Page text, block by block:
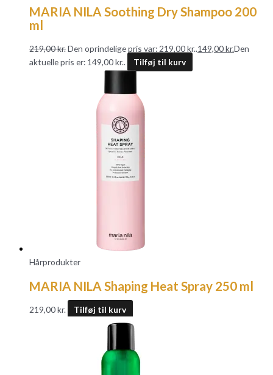
MARIA NILA Soothing Dry Shampoo 200
ml
219,00kr.Den oprindelige pris var: 219,00 kr..149,00kr.Den
aktuelle pris er: 149,00 kr..
Tilføj til kurv
Hårprodukter
MARIA NILA Shaping Heat Spray 250 ml
219,00kr. Tilføj til kurv